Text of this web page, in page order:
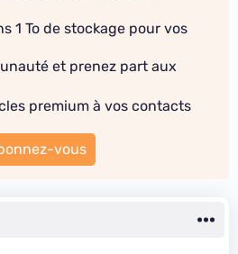
1 To de stockage pour vos
et prenez part aux
premium à vos contacts
vous